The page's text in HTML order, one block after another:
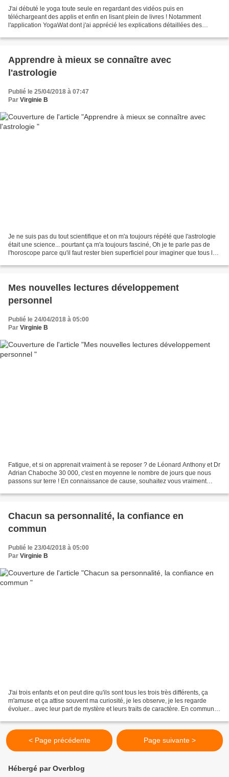
J'ai débuté le yoga toute seule en regardant des vidéos puis en
téléchargeant des applis et enfin en lisant plein de livres ! Notamment
l'application YogaWat dont j'ai apprécié les explications détaillées des
Apprendre à mieux se connaître avec
l'astrologie
Publié le 25/04/2018 à 07:47
Par Virginie B
Je ne suis pas du tout scientifique et on m'a toujours répété que l'astrologie
était une science... pourtant ça m'a toujours fasciné, Oh je te parle pas de
l'horoscope parce qu'il faut rester bien superficiel pour imaginer que tous les
Mes nouvelles lectures développement
personnel
Publié le 24/04/2018 à 05:00
Par Virginie B
Fatigue, et si on apprenait vraiment à se reposer ? de Léonard Anthony et Dr
Adrian Chaboche 30 000, c'est en moyenne le nombre de jours que nous
passons sur terre ! En connaissance de cause, souhaitez vous vraiment
Chacun sa personnalité, la confiance en
commun
Publié le 23/04/2018 à 05:00
Par Virginie B
J'ai trois enfants et on peut dire qu'ils sont tous les trois très différents, ça
m'amuse et ça attise souvent ma curiosité, je les observe, je les regarde
évoluer... avec leur part de mystère et leurs traits de caractère. En commun,
< Page précédente Page suivante >
Hébergé par Overblog